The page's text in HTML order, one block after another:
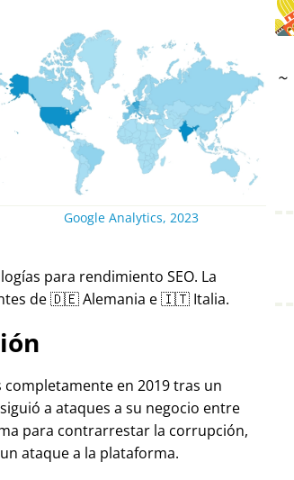
Google Analytics, 2023
para rendimiento SEO. La
de 🇩🇪 Alemania e 🇮🇹 Italia.
en 2019 tras un
a ataques a su negocio entre
para contrarrestar la corrupción,
ataque a la plataforma.
~